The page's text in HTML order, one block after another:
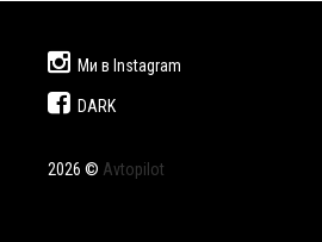
Ми в Instagram
DARK
2026 © Avtopilot